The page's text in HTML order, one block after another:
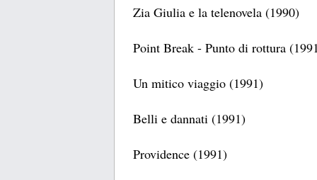
Zia Giulia e la telenovela (1990)
Point Break - Punto di rottura
Un mitico viaggio (1991)
Belli e dannati (1991)
Providence (1991)